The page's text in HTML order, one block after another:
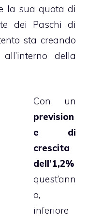
la sua quota di
dei Paschi di
sta creando
della
Con un
prevision
e di
crescita
dell’1,2%
quest’ann
o,
inferiore